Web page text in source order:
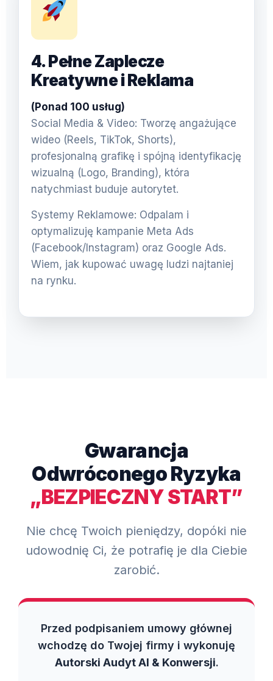
4. Pełne Zaplecze
Kreatywne i Reklama
(Ponad 100 usług)
Social Media & Video: Tworzę angażujące
wideo (Reels, TikTok, Shorts),
profesjonalną grafikę i spójną identyfikację
wizualną (Logo, Branding), która
natychmiast buduje autorytet.
Systemy Reklamowe: Odpalam i
optymalizuję kampanie Meta Ads
(Facebook/Instagram) oraz Google Ads.
Wiem, jak kupować uwagę ludzi najtaniej
na rynku.
Gwarancja
Odwróconego Ryzyka
„BEZPIECZNY START”
Nie chcę Twoich pieniędzy, dopóki nie
udowodnię Ci, że potrafię je dla Ciebie
zarobić.
Przed podpisaniem umowy głównej
wchodzę do Twojej firmy i wykonuję
Autorski Audyt AI & Konwersji.